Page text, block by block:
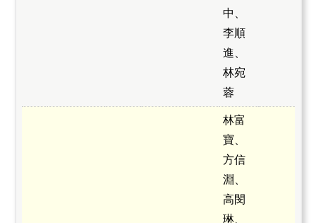
中、
李順
進、
林宛
蓉
林富
寶、
方信
淵、
高閔
琳、